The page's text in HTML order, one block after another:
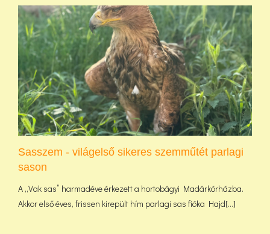
Sasszem - világelső sikeres szemműtét parlagi
sason
A „Vak sas” harmadéve érkezett a hortobágyi Madárkórházba.
Akkor első éves, frissen kirepült hím parlagi sas fióka Hajd[...]